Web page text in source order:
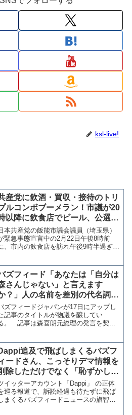
ksl-live!
産党に飲酒・買収・接待のトリ
ルコンボブーメラン！市議が20
以降に飲食店でビール、公選法
反の見舞金まで持参
本共産党の飯能市議会議員（埼玉県）
緊急事態宣言中の2月22日午後8時前
、市内の飲食店を訪れ午後9時半過ぎま
舞いのために訪問し、公職選挙法で禁止
れた見舞金（寄付行...
ズフィード「あなたは「自分は
さんじゃない」と言えます
？」人の名前を差別の代名詞に
う愚かさ
ズフィードジャパンが17日にアップし
記事のタイトルが物議を醸してい
。 記事は森喜朗元総理の発言を契機
だ。問題はこの内容ではなく「あなた
「自分は森さんじゃない」...
追及で飛ばしまくるバズフ
ードさん、こっそりデマ情報を
除しただけでなく「恥ずかしい
ス」も発覚【マガジン135号】
イッターアカウント「Dappi」 の正体
巡る報道で、訴訟経過も待たずに飛ば
まくるバズフィードニュースの旗智広